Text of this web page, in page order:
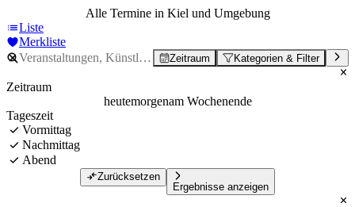
Alle Termine in Kiel und Umgebung
Liste
Merkliste
Zeitraum Kategorien & Filter
Zeitraum
heutemorgenam Wochenende
Tageszeit
Vormittag
Nachmittag
Abend
Zurücksetzen
Ergebnisse anzeigen